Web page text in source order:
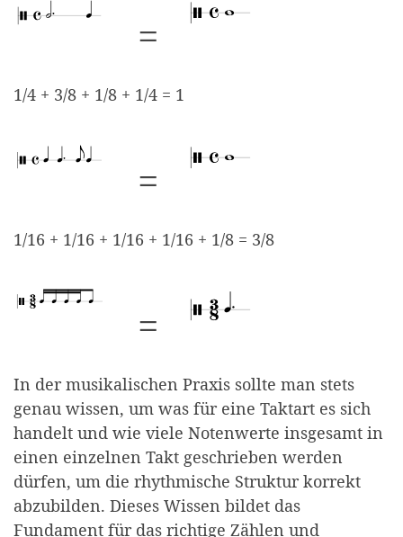
Beispieltakt mit punktierter Halben und
=
1/4 + 3/8 + 1/8 + 1/4 = 1
Beispieltakt mit einer Viertel, punktierter
=
1/16 + 1/16 + 1/16 + 1/16 + 1/8 = 3/8
Beispieltakt mit vier Sechzehntel und
=
In der musikalischen Praxis sollte man stets
genau wissen, um was für eine Taktart es sich
handelt und wie viele Notenwerte insgesamt in
einen einzelnen Takt geschrieben werden
dürfen, um die rhythmische Struktur korrekt
abzubilden. Dieses Wissen bildet das
Fundament für das richtige Zählen und